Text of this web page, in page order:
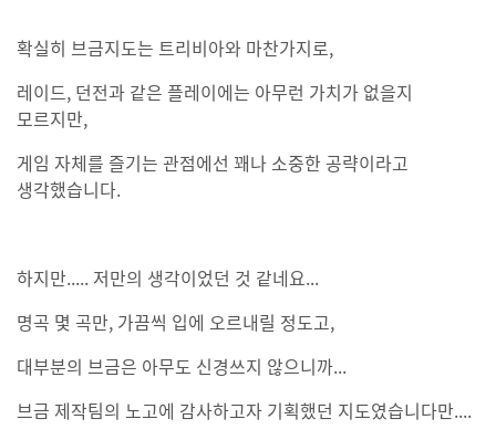
확실히 브금지도는 트리비아와 마찬가지로,
레이드, 던전과 같은 플레이에는 아무런 가치가 없을지
모르지만,
게임 자체를 즐기는 관점에선 꽤나 소중한 공략이라고
생각했습니다.
하지만..... 저만의 생각이었던 것 같네요...
명곡 몇 곡만, 가끔씩 입에 오르내릴 정도고,
대부분의 브금은 아무도 신경쓰지 않으니까...
브금 제작팀의 노고에 감사하고자 기획했던 지도였습니다만....